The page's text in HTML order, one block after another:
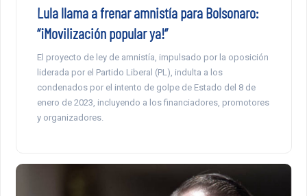
Lula llama a frenar amnistía para Bolsonaro:
“¡Movilización popular ya!”
El proyecto de ley de amnistía, impulsado por la oposición
liderada por el Partido Liberal (PL), indulta a los
condenados por el intento de golpe de Estado del 8 de
enero de 2023, incluyendo a los financiadores, promotores
y organizadores.